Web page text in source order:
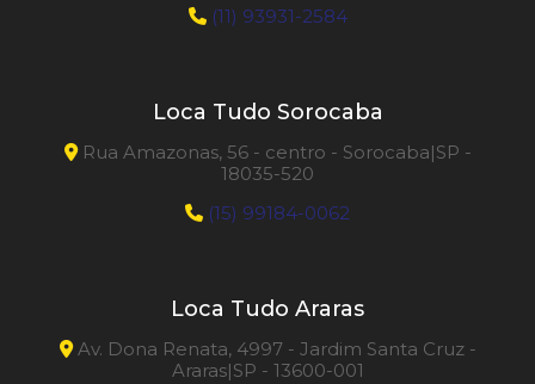
(11) 93931-2584
Loca Tudo Sorocaba
Rua Amazonas, 56 - centro - Sorocaba|SP -
18035-520
(15) 99184-0062
Loca Tudo Araras
Av. Dona Renata, 4997 - Jardim Santa Cruz -
Araras|SP - 13600-001